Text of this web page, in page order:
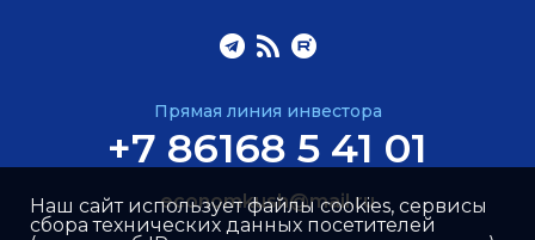
Прямая линия инвестора
+7 86168 5 41 01
economkush@mail.ru
Наш сайт использует файлы cookies, сервисы
сбора технических данных посетителей